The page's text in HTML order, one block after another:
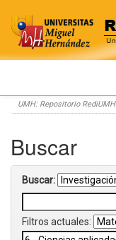
Skip
navigation
UMH: Repositorio RediUMH
Buscar
Buscar:
Filtros actuales: